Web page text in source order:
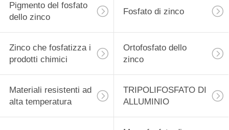
Pigmento del fosfato
dello zinco
Fosfato di zinco
Zinco che fosfatizza i
prodotti chimici
Ortofosfato dello
zinco
Materiali resistenti ad
alta temperatura
TRIPOLIFOSFATO DI
ALLUMINIO